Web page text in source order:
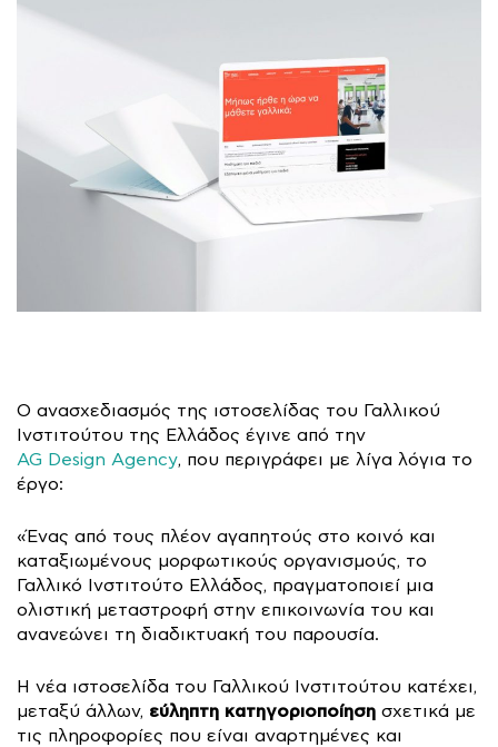
Ο ανασχεδιασμός της ιστοσελίδας του Γαλλικού
Ινστιτούτου της Ελλάδος έγινε από την
AG Design Agency, που περιγράφει με λίγα λόγια το
έργο:
«Ένας από τους πλέον αγαπητούς στο κοινό και
καταξιωμένους μορφωτικούς οργανισμούς, το
Γαλλικό Ινστιτούτο Ελλάδος, πραγματοποιεί μια
ολιστική μεταστροφή στην επικοινωνία του και
ανανεώνει τη διαδικτυακή του παρουσία.
H νέα ιστοσελίδα του Γαλλικού Ινστιτούτου κατέχει,
μεταξύ άλλων, εύληπτη κατηγοριοποίηση σχετικά με
τις πληροφορίες που είναι αναρτημένες και